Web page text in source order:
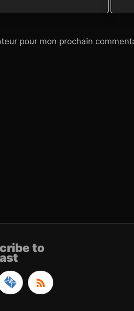
pour mon prochain
to